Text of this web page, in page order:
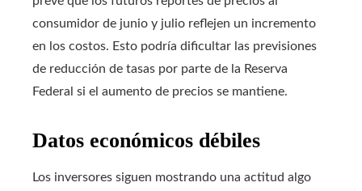
consumidor de junio y julio reflejen un incremento
en los costos. Esto podría dificultar las previsiones
de reducción de tasas por parte de la Reserva
Federal si el aumento de precios se mantiene.
Datos económicos débiles
Los inversores siguen mostrando una actitud algo